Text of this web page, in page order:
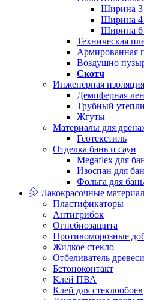
Ширина 3
Ширина 4
Ширина 6
Техническая
Армированная
Воздушно
Скотч
Инженерная изоляция
Демпферная
Трубный
Жгуты
Материалы для
Геотекстиль
Отделка бань и саун
Megaflex для
Изоспан для
Фольга для
Лакокрасочные
Пластификаторы
Антигрибок
Огнебиозащита
Противоморозные
Жидкое стекло
Отбеливатель
Бетоноконтакт
Клей ПВА
Клей для стеклообоев